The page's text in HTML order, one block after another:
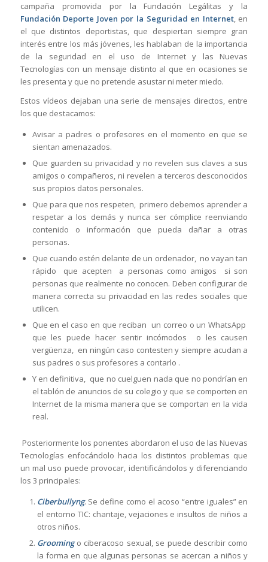
campaña promovida por la Fundación Legálitas y la
Fundación Deporte Joven por la Seguridad en Internet, en
el que distintos deportistas, que despiertan siempre gran
interés entre los más jóvenes, les hablaban de la importancia
de la seguridad en el uso de Internet y las Nuevas
Tecnologías con un mensaje distinto al que en ocasiones se
les presenta y que no pretende asustar ni meter miedo.
Estos vídeos dejaban una serie de mensajes directos, entre
los que destacamos:
Avisar a padres o profesores en el momento en que se
sientan amenazados.
Que guarden su privacidad y no revelen sus claves a sus
amigos o compañeros, ni revelen a terceros desconocidos
sus propios datos personales.
Que para que nos respeten, primero debemos aprender a
respetar a los demás y nunca ser cómplice reenviando
contenido o información que pueda dañar a otras
personas.
Que cuando estén delante de un ordenador, no vayan tan
rápido que acepten a personas como amigos si son
personas que realmente no conocen. Deben configurar de
manera correcta su privacidad en las redes sociales que
utilicen.
Que en el caso en que reciban un correo o un WhatsApp
que les puede hacer sentir incómodos o les causen
vergüenza, en ningún caso contesten y siempre acudan a
sus padres o sus profesores a contarlo .
Y en definitiva, que no cuelguen nada que no pondrían en
el tablón de anuncios de su colegio y que se comporten en
Internet de la misma manera que se comportan en la vida
real.
Posteriormente los ponentes abordaron el uso de las Nuevas
Tecnologías enfocándolo hacia los distintos problemas que
un mal uso puede provocar, identificándolos y diferenciando
los 3 principales:
Ciberbullyng. Se define como el acoso “entre iguales” en
el entorno TIC: chantaje, vejaciones e insultos de niños a
otros niños.
Groomingo ciberacoso sexual, se puede describir como
la forma en que algunas personas se acercan a niños y